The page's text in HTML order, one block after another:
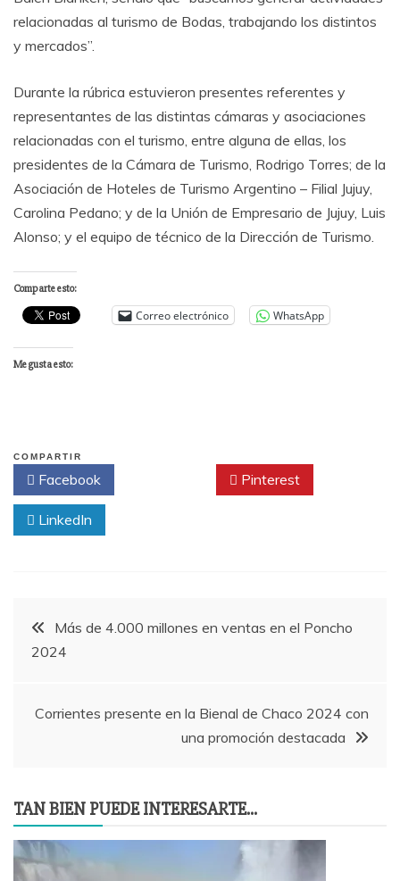
relacionadas al turismo de Bodas, trabajando los distintos
y mercados”.
Durante la rúbrica estuvieron presentes referentes y
representantes de las distintas cámaras y asociaciones
relacionadas con el turismo, entre alguna de ellas, los
presidentes de la Cámara de Turismo, Rodrigo Torres; de la
Asociación de Hoteles de Turismo Argentino – Filial Jujuy,
Carolina Pedano; y de la Unión de Empresario de Jujuy, Luis
Alonso; y el equipo de técnico de la Dirección de Turismo.
Comparte esto:
Correo electrónico WhatsApp
Me gusta esto:
COMPARTIR
Facebook Pinterest
LinkedIn
Navegación
entradas
Más de 4.000 millones en ventas en el Poncho
2024
Corrientes presente en la Bienal de Chaco 2024 con
una promoción destacada
TAN BIEN PUEDE INTERESARTE...